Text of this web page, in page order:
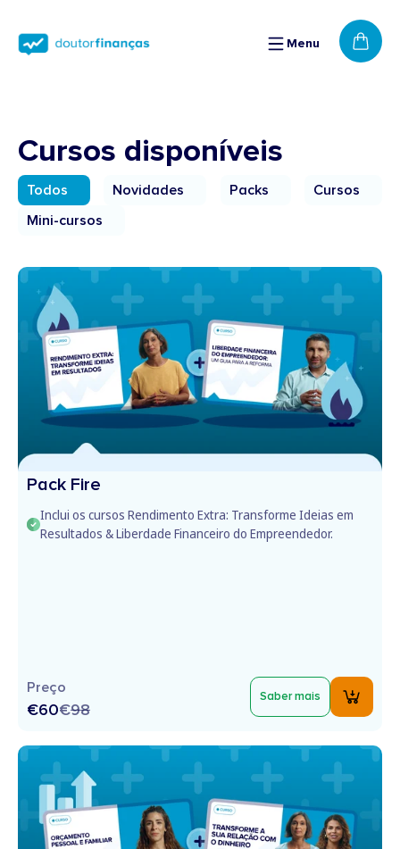
conteúdo
Cart
Menu
Cursos disponíveis
Todos Novidades Packs
Cursos
Mini-cursos
Pack Fire
Inclui os cursos Rendimento Extra: Transforme Ideias em
Resultados & Liberdade Financeiro do Empreendedor.
Preço
€60€98
Saber mais